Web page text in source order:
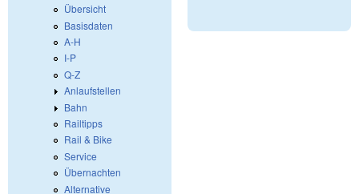
Übersicht
Basisdaten
A-H
I-P
Q-Z
Anlaufstellen
Bahn
Railtipps
Rail & Bike
Service
Übernachten
Alternative